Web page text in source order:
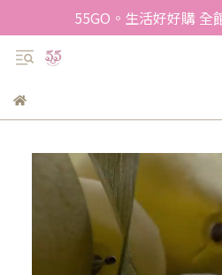
55GO。生活好好購 全